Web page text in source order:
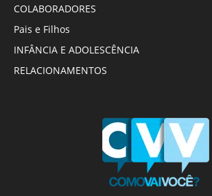
COLABORADORES
Pais e Filhos
INFÂNCIA E ADOLESCÊNCIA
RELACIONAMENTOS